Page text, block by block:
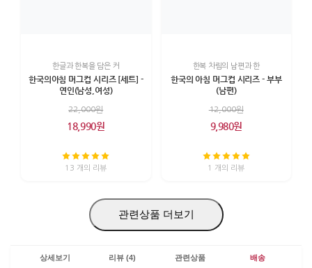
한글과 한복을 담은 커
한국의아침 머그컵 시리즈 [세트] -
연인(남성,여성)
22,000원
18,990원
13 개의 리뷰
한복 차림의 남편과 한
한국의 아침 머그컵 시리즈 - 부부
(남편)
12,000원
9,980원
1 개의 리뷰
관련상품 더보기
상세보기 리뷰 (4) 관련상품 배송